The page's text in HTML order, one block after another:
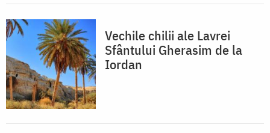
Vechile chilii ale Lavrei
Sfântului Gherasim de la
Iordan